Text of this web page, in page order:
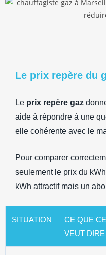
Le prix repère du
Le prix repère gaz
aide à répondre à une
elle cohérente avec le
Pour comparer
seulement le prix du
kWh attractif mais un
SITUATION
CE QUE
VEUT DIRE